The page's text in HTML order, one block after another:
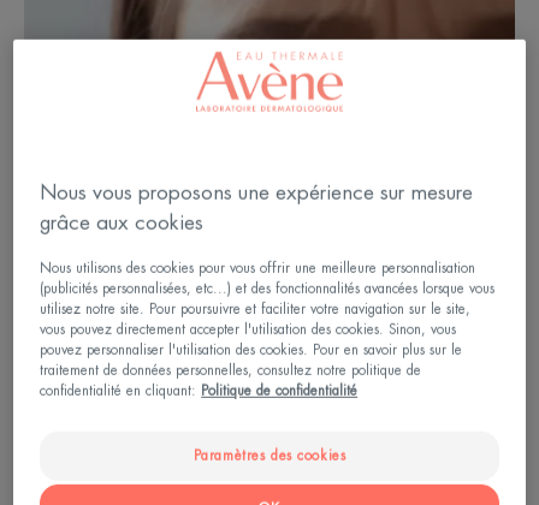
Comment apparaissent les rides
profondes ?
coin externe des yeux (les pattes d'oie) et des ailes
du nez jusqu’à la commissure des lèvres, ces rides
Nous vous proposons une expérience sur mesure
grâce aux cookies
Nous utilisons des cookies pour vous offrir une meilleure personnalisation
(publicités personnalisées, etc...) et des fonctionnalités avancées lorsque vous
utilisez notre site. Pour poursuivre et faciliter votre navigation sur le site,
vous pouvez directement accepter l'utilisation des cookies. Sinon, vous
pouvez personnaliser l'utilisation des cookies. Pour en savoir plus sur le
traitement de données personnelles, consultez notre politique de
confidentialité en cliquant:
Politique de confidentialité
Paramètres des cookies